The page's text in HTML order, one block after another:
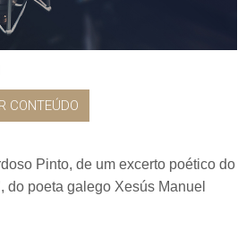
CONTEÚDO
Pinto, de um excerto poético do
do poeta galego Xesús Manuel